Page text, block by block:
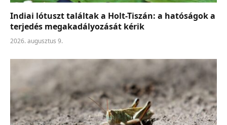
Indiai lótuszt találtak a Holt-Tiszán: a hatóságok a
terjedés megakadályozását kérik
2026. augusztus 9.